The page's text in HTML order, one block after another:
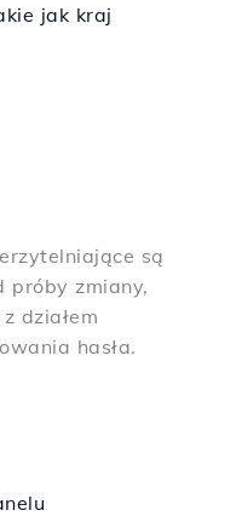
jak kraj
są
próby zmiany,
działem
hasła.